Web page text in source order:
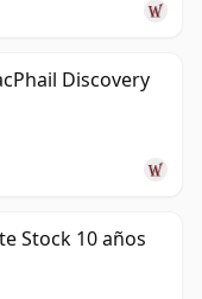
Discovery
Stock 10 años